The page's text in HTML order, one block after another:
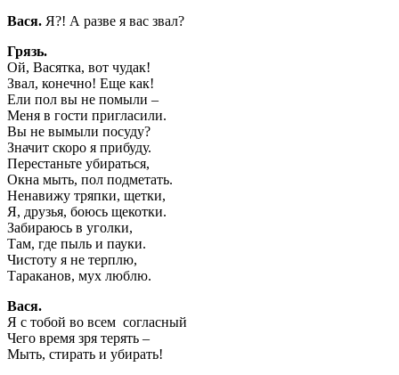
Вася. Я?! А разве я вас звал?
Грязь.
Ой, Васятка, вот чудак!
Звал, конечно! Еще как!
Ели пол вы не помыли –
Меня в гости пригласили.
Вы не вымыли посуду?
Значит скоро я прибуду.
Перестаньте убираться,
Окна мыть, пол подметать.
Ненавижу тряпки, щетки,
Я, друзья, боюсь щекотки.
Забираюсь в уголки,
Там, где пыль и пауки.
Чистоту я не терплю,
Тараканов, мух люблю.
Вася.
Я с тобой во всем согласный
Чего время зря терять –
Мыть, стирать и убирать!